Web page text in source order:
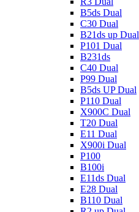
B5ds Dual
C30 Dual
B21ds up Dual
P101 Dual
B231ds
C40 Dual
P99 Dual
B5ds UP Dual
P110 Dual
X900C Dual
T20 Dual
E11 Dual
X900i Dual
P100
B100i
E11ds Dual
E28 Dual
B110 Dual